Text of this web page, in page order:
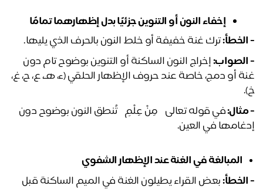
إخفاء النون أو التنوين جزئيًا بدل إظهارهما تمامًا
ترك غنة خفيفة أو خلط النون بالحرف الذي يليها.
إخراج النون الساكنة أو التنوين بوضوح تام دون
غنة أو دمج، خاصة عند حروف الإظهار الحلقي (ء، هـ، ع، ح، غ،
في قوله تعالى ﴿مِنْ عِلْمٍ﴾ تُنطق النون بوضوح دون
في العين.
المبالغة في الغنة عند الإظهار الشفوي
بعض القراء يطيلون الغنة في الميم الساكنة قبل